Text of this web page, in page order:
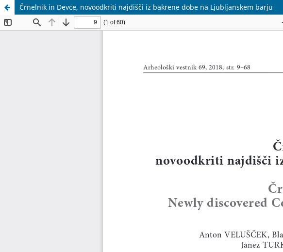
Črnelnik in Devce, novoodkriti najdišči iz bakrene dobe na Ljubljanskem barju